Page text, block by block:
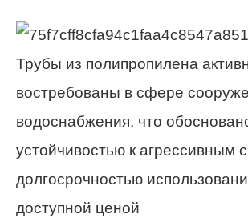
Трубы из полипропилена
востребованы в сфере
водоснабжения, что
устойчивостью к агрессивным
долгосрочностью
доступной ценой